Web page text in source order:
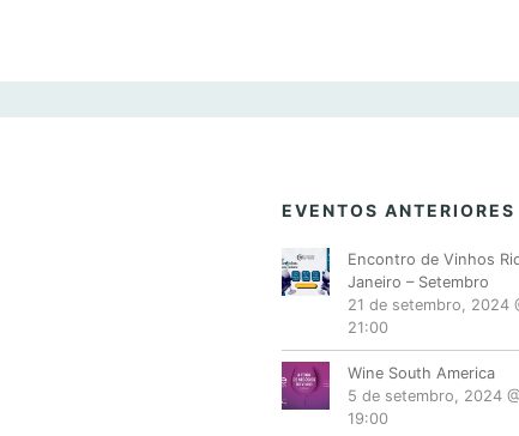
EVENTOS ANTERIORES
Encontro de Vinhos
Janeiro – Setembro
21 de setembro, 2024
21:00
Wine South America
5 de setembro, 2024
19:00